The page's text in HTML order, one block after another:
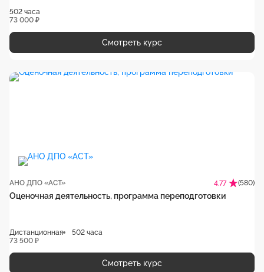
502 часа
73 000 ₽
Смотреть курс
АНО ДПО «АСТ» 4.77 (580)
Оценочная деятельность, программа переподготовки
Дистанционная
502 часа
73 500 ₽
Смотреть курс